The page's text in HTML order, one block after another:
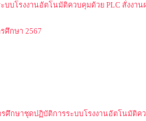
บโรงงานอัตโนมัติควบคุมด้วย PLC สั่งงาน
ศึกษา 2567
ศึกษาชุดปฏิบัติการระบบโรงงานอัตโนมัติค